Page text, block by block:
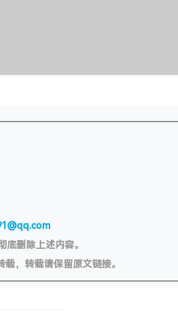
删除上述内容。
载，转载请保留原文链接。